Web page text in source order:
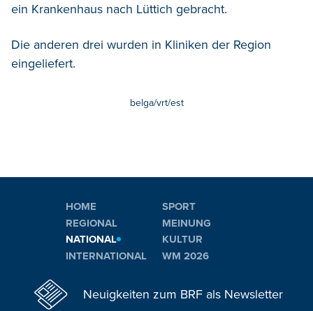
ein Krankenhaus nach Lüttich gebracht.
Die anderen drei wurden in Kliniken der Region
eingeliefert.
belga/vrt/est
HOME
REGIONAL
NATIONAL
INTERNATIONAL
SPORT
MEINUNG
KULTUR
WM 2026
Neuigkeiten zum BRF als Newsletter